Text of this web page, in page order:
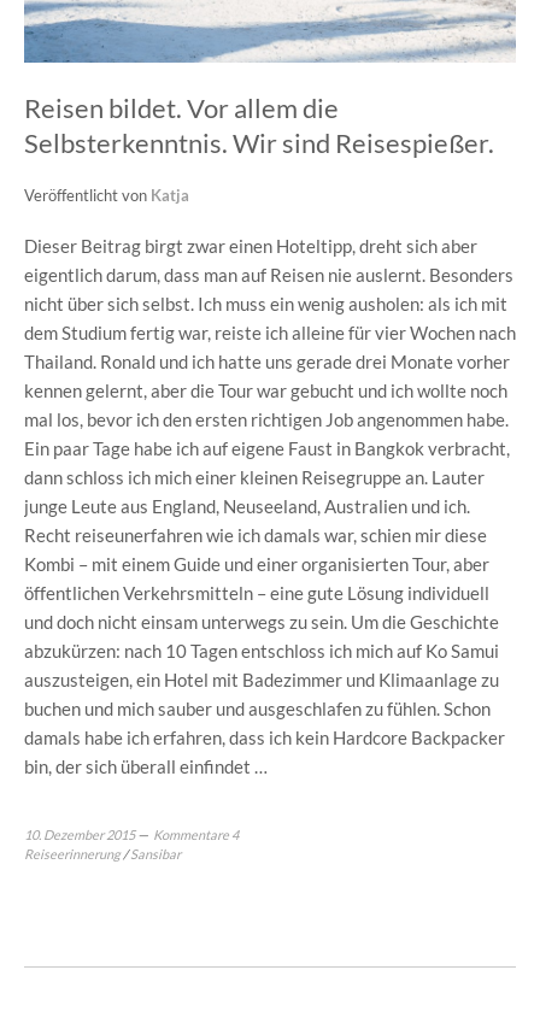
Reisen bildet. Vor allem die
Selbsterkenntnis. Wir sind Reisespießer.
Veröffentlicht von Katja
Dieser Beitrag birgt zwar einen Hoteltipp, dreht sich aber
eigentlich darum, dass man auf Reisen nie auslernt. Besonders
nicht über sich selbst. Ich muss ein wenig ausholen: als ich mit
dem Studium fertig war, reiste ich alleine für vier Wochen nach
Thailand. Ronald und ich hatte uns gerade drei Monate vorher
kennen gelernt, aber die Tour war gebucht und ich wollte noch
mal los, bevor ich den ersten richtigen Job angenommen habe.
Ein paar Tage habe ich auf eigene Faust in Bangkok verbracht,
dann schloss ich mich einer kleinen Reisegruppe an. Lauter
junge Leute aus England, Neuseeland, Australien und ich.
Recht reiseunerfahren wie ich damals war, schien mir diese
Kombi – mit einem Guide und einer organisierten Tour, aber
öffentlichen Verkehrsmitteln – eine gute Lösung individuell
und doch nicht einsam unterwegs zu sein. Um die Geschichte
abzukürzen: nach 10 Tagen entschloss ich mich auf Ko Samui
auszusteigen, ein Hotel mit Badezimmer und Klimaanlage zu
buchen und mich sauber und ausgeschlafen zu fühlen. Schon
damals habe ich erfahren, dass ich kein Hardcore Backpacker
bin, der sich überall einfindet …
10. Dezember 2015
Kommentare 4
Reiseerinnerung/Sansibar